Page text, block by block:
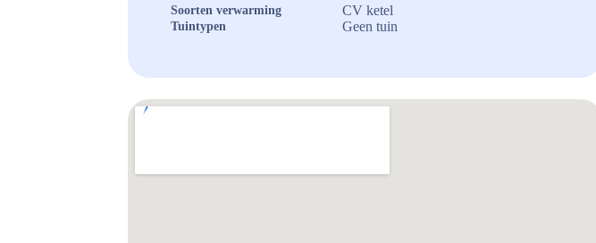
Soorten verwarming CV ketel
Tuintypen Geen tuin